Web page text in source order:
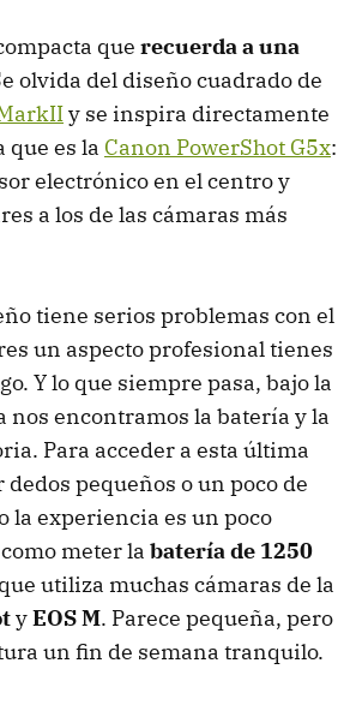
que recuerda a una
olvida del diseño cuadrado de
y se inspira directamente
que es la Canon PowerShot G5x:
electrónico en el centro y
a los de las cámaras más
tiene serios problemas con el
un aspecto profesional tienes
Y lo que siempre pasa, bajo la
encontramos la batería y la
Para acceder a esta última
pequeños o un poco de
la experiencia es un poco
meter la batería de 1250
utiliza muchas cámaras de la
yEOS M. Parece pequeña, pero
un fin de semana tranquilo.